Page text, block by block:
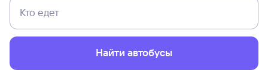
Кто едет
Найти автобусы